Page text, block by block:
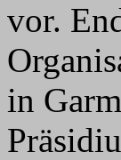
vor.
in